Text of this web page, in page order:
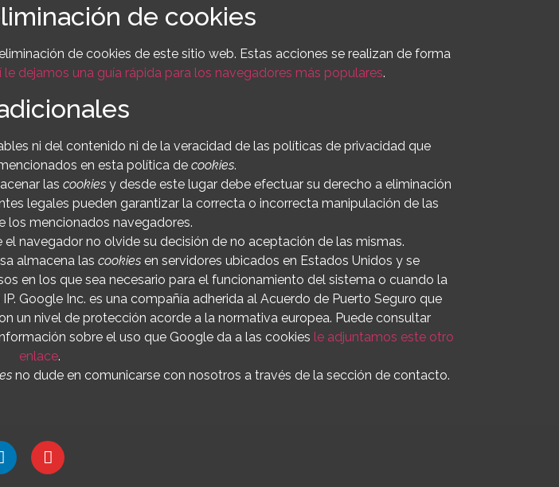
de cookies
de cookies de este sitio web. Estas acciones se realizan de forma
le dejamos una guía rápida para los navegadores más populares.
ni del contenido ni de la veracidad de las políticas de privacidad que
en esta política de cookies.
las cookies y desde este lugar debe efectuar su derecho a eliminación
legales pueden garantizar la correcta o incorrecta manipulación de las
los mencionados navegadores.
navegador no olvide su decisión de no aceptación de las mismas.
almacena las cookies en servidores ubicados en Estados Unidos y se
en los que sea necesario para el funcionamiento del sistema o cuando la
Google Inc. es una compañía adherida al Acuerdo de Puerto Seguro que
un nivel de protección acorde a la normativa europea. Puede consultar
sobre el uso que Google da a las cookies le adjuntamos este otro
enlace.
no dude en comunicarse con nosotros a través de la sección de contacto.